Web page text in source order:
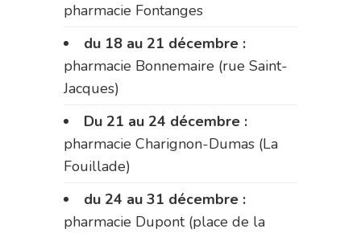
pharmacie Fontanges
du 18 au 21 décembre :
pharmacie Bonnemaire (rue Saint-
Jacques)
Du 21 au 24 décembre :
pharmacie Charignon-Dumas (La
Fouillade)
du 24 au 31 décembre :
pharmacie Dupont (place de la